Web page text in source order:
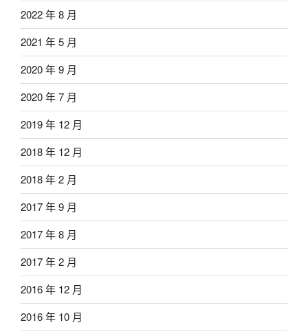
2022 年 8 月
2021 年 5 月
2020 年 9 月
2020 年 7 月
2019 年 12 月
2018 年 12 月
2018 年 2 月
2017 年 9 月
2017 年 8 月
2017 年 2 月
2016 年 12 月
2016 年 10 月